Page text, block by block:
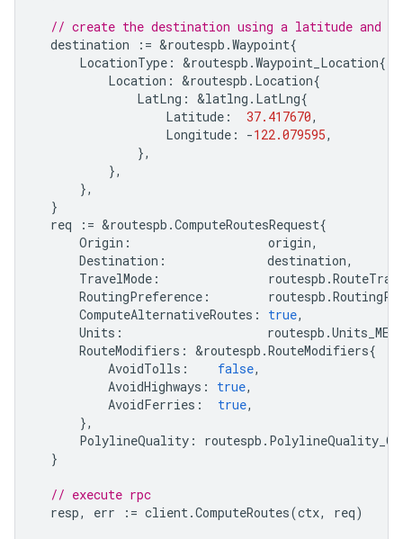
// create the destination using a latitude and
destination
:= &routespb .Waypoint{
LocationType : &routespb .Waypoint_Location{
Location : &routespb . Location{
LatLng : &latlng . LatLng{
Latitude : 37.417670,
Longitude : -122.079595,
},
},
},
}
req
:= &routespb .ComputeRoutesRequest{
Origin : origin,
Destination : destination,
TravelMode : routespb .
RoutingPreference : routespb .
ComputeAlternativeRoutes : true,
Units : routespb .
RouteModifiers : &routespb .RouteModifiers{
AvoidTolls : false,
AvoidHighways : true,
AvoidFerries : true,
},
PolylineQuality : routespb .
}
// execute rpc
resp, err := client.ComputeRoutes(ctx, req)